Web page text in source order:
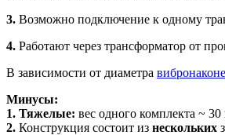
3. Возможно подключение к одному
4. Работают через трансформатор от
В зависимости от диаметра
Минусы:
1. Тяжелые: вес одного комплекта ~ 30
2. Конструкция состоит из нескольких